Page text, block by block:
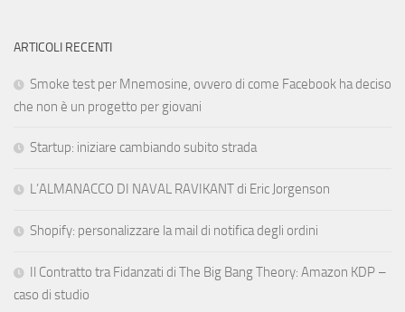
ARTICOLI RECENTI
Smoke test per Mnemosine, ovvero di come Facebook ha deciso
che non è un progetto per giovani
Startup: iniziare cambiando subito strada
L’ALMANACCO DI NAVAL RAVIKANT di Eric Jorgenson
Shopify: personalizzare la mail di notifica degli ordini
Il Contratto tra Fidanzati di The Big Bang Theory: Amazon KDP –
caso di studio